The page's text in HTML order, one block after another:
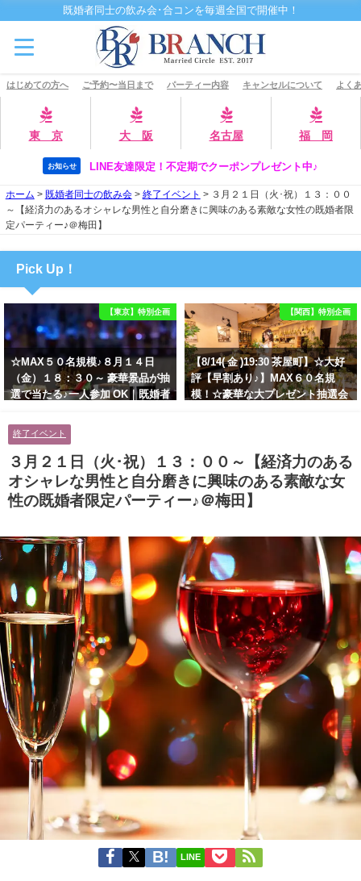
既婚者同士の飲み会･合コンを毎週全国で開催中！
はじめての方へ ご予約〜当日まで パーティー内容 キャンセルについて よく
東 京 大 阪 名古屋 福 岡
お知らせ LINE友達限定！不定期でクーポンプレゼント中♪
ホーム > 既婚者同士の飲み会> 終了イベント > ３月２１日（火･祝）１３：００
～【経済力のあるオシャレな男性と自分磨きに興味のある素敵な女性の既婚者限
定パーティー♪＠梅田】
Pick Up！
【東京】特別企画
☆MAX５０名規模♪８月１４日
（金）１８：３０～ 豪華景品が抽
選で当たる♪一人参加 OK｜既婚者
に余裕のある健康的なオシャレ男
性と美容好きで優しさのある大人
女性の既婚者限定ビッグパーティ
ー♪＠池袋】
【関西】特別企画
【8/14( 金 )19:30 茶屋町】☆大好
評【早割あり♪】MAX６０名規
模！☆豪華な大プレゼント抽選会
ティー♪＠茶屋町】
終了イベント
３月２１日（火･祝）１３：００～【経済力のある
オシャレな男性と自分磨きに興味のある素敵な女
性の既婚者限定パーティー♪＠梅田】
LINE